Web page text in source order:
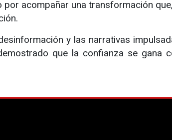
acompañar una transformación
y las narrativas
que la confianza se gana